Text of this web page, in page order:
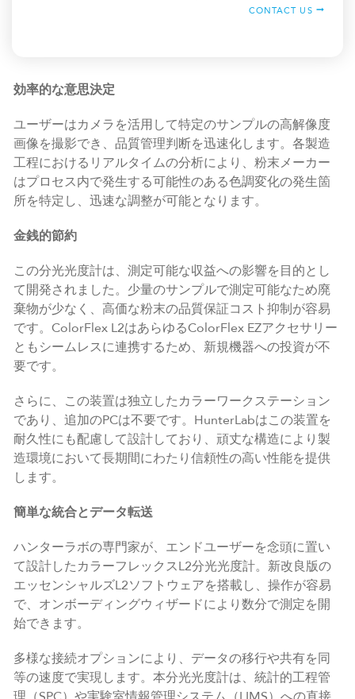
CONTACT US
効率的な意思決定
ユーザーはカメラを活用して特定のサンプルの高解像度
画像を撮影でき、品質管理判断を迅速化します。各製造
工程におけるリアルタイムの分析により、粉末メーカー
はプロセス内で発生する可能性のある色調変化の発生箇
所を特定し、迅速な調整が可能となります。
金銭的節約
この分光光度計は、測定可能な収益への影響を目的とし
て開発されました。少量のサンプルで測定可能なため廃
棄物が少なく、高価な粉末の品質保証コスト抑制が容易
です。ColorFlex L2はあらゆるColorFlex EZアクセサリー
ともシームレスに連携するため、新規機器への投資が不
要です。
さらに、この装置は独立したカラーワークステーション
であり、追加のPCは不要です。HunterLabはこの装置を
耐久性にも配慮して設計しており、頑丈な構造により製
造環境において長期間にわたり信頼性の高い性能を提供
します。
簡単な統合とデータ転送
ハンターラボの専門家が、エンドユーザーを念頭に置い
て設計したカラーフレックスL2分光光度計。新改良版の
エッセンシャルズL2ソフトウェアを搭載し、操作が容易
で、オンボーディングウィザードにより数分で測定を開
始できます。
多様な接続オプションにより、データの移行や共有を同
等の速度で実現します。本分光光度計は、統計的工程管